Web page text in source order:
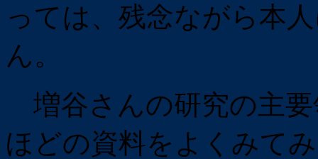
っては、残念ながら本
ん。
増谷さんの研究の主
ほどの資料をよくみて